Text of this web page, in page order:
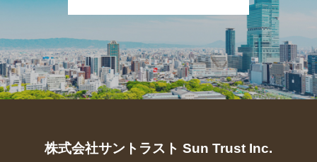
株式会社サントラスト Sun Trust Inc.